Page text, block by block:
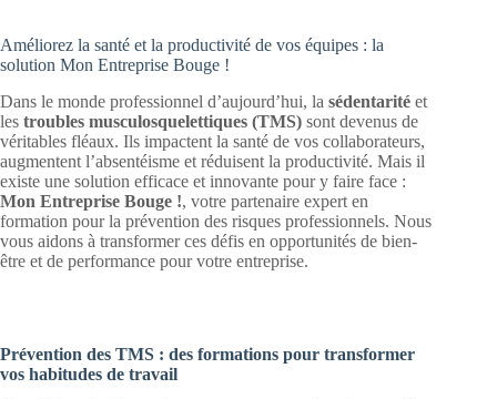
Améliorez la santé et la productivité de vos équipes : la
solution Mon Entreprise Bouge !
Dans le monde professionnel d’aujourd’hui, la sédentarité et
les troubles musculosquelettiques (TMS) sont devenus de
véritables fléaux. Ils impactent la santé de vos collaborateurs,
augmentent l’absentéisme et réduisent la productivité. Mais il
existe une solution efficace et innovante pour y faire face :
Mon Entreprise Bouge !, votre partenaire expert en
formation pour la prévention des risques professionnels. Nous
vous aidons à transformer ces défis en opportunités de bien-
être et de performance pour votre entreprise.
Prévention des TMS : des formations pour transformer
vos habitudes de travail